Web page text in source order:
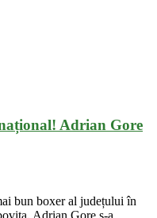
Adrian Gore
bun boxer al județului în